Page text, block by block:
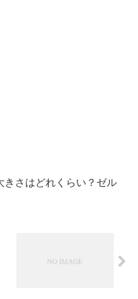
きさはどれくらい？ゼル